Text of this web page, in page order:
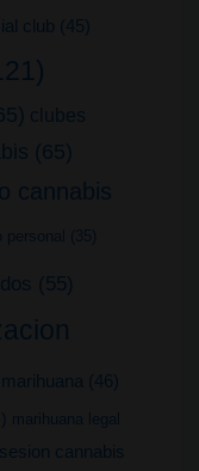
club (45)
clubes
(65)
cannabis
personal (35)
(55)
(46)
marihuana legal
cannabis